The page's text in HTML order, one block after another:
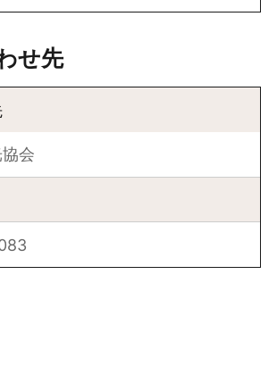
せ先
会